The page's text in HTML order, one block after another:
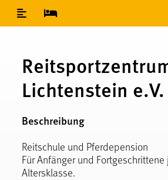
Inhaltsverzeichnis
Lichtenstein e.V.
Beschreibung
Reitschule und Pferdepension
Für Anfänger und
Altersklasse.